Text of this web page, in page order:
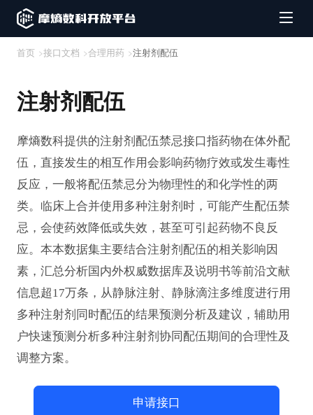
首页 接口文档 合理用药 注射剂配伍
注射剂配伍
摩熵数科提供的注射剂配伍禁忌接口指药物在体外配
伍，直接发生的相互作用会影响药物疗效或发生毒性
反应，一般将配伍禁忌分为物理性的和化学性的两
类。临床上合并使用多种注射剂时，可能产生配伍禁
忌，会使药效降低或失效，甚至可引起药物不良反
应。本本数据集主要结合注射剂配伍的相关影响因
素，汇总分析国内外权威数据库及说明书等前沿文献
信息超17万条，从静脉注射、静脉滴注多维度进行用
多种注射剂同时配伍的结果预测分析及建议，辅助用
户快速预测分析多种注射剂协同配伍期间的合理性及
调整方案。
申请接口